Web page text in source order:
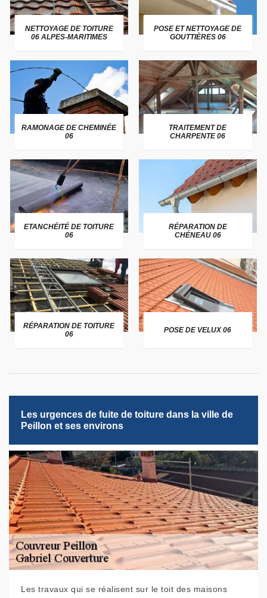
NETTOYAGE DE TOITURE
06 ALPES-MARITIMES
POSE ET NETTOYAGE DE
GOUTTIÈRES 06
RAMONAGE DE CHEMINÉE
06
TRAITEMENT DE
CHARPENTE 06
ETANCHÉITÉ DE TOITURE
06
RÉPARATION DE
CHÉNEAU 06
RÉPARATION DE TOITURE
06
POSE DE VELUX 06
Les urgences de fuite de toiture dans la ville de
Peillon et ses environs
Les travaux qui se réalisent sur le toit des maisons